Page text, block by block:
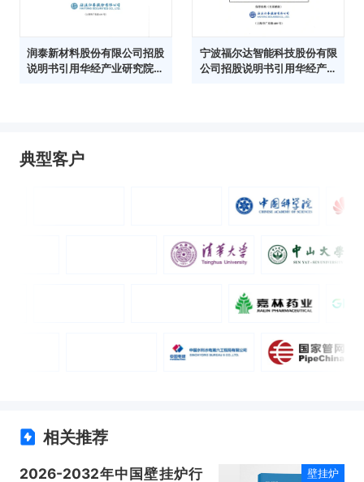
润泰新材料股份有限公司招股
说明书引用华经产业研究院数
宁波福尔达智能科技股份有限
公司招股说明书引用华经产业
典型客户
相关推荐
2026-2032年中国壁挂炉行
壁挂炉